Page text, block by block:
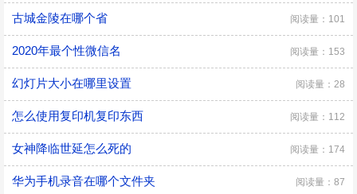
古城金陵在哪个省 阅读量：101
2020年最个性微信名 阅读量：153
幻灯片大小在哪里设置 阅读量：28
怎么使用复印机复印东西 阅读量：112
女神降临世延怎么死的 阅读量：174
华为手机录音在哪个文件夹 阅读量：87